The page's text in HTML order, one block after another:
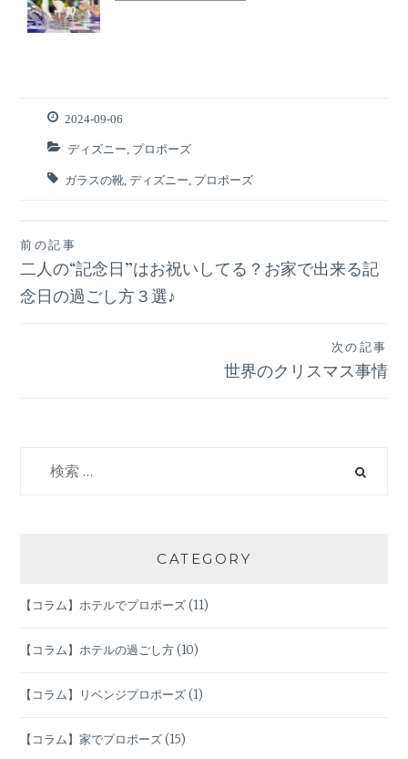
2024-09-06
ディズニー プロポーズ
ガラスの靴 ,ディズニー プロポーズ
投
稿
ン
前の記事
二人の“記念日”はお祝いしてる？お家で出来る記
念日の過ごし方３選♪
次の記事
世界のクリスマス事情
CATEGORY
【コラム】ホテルでプロポーズ(11)
【コラム】ホテルの過ごし方(10)
【コラム】リベンジプロポーズ(1)
【コラム】家でプロポーズ(15)